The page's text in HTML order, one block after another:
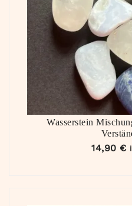
Wasserstein
14,90 €